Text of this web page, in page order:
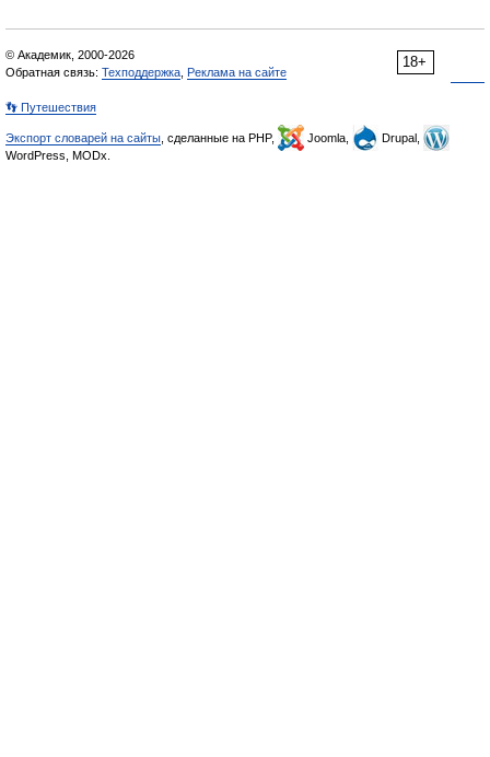
18+
© Академик, 2000-2026
Обратная связь: Техподдержка Реклама на сайте
👣 Путешествия
Экспорт словарей на сайты , сделанные на PHP, Joomla,
Drupal,
WordPress, MODx.